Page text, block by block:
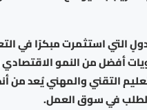
التي استثمرت مبكرًا في
أفضل من النمو الاقتصادي
التقني والمهني يُعد من
في سوق العمل.